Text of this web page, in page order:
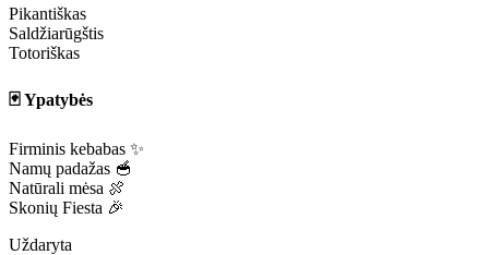
Pikantiškas
Saldžiarūgštis
Totoriškas
🃏 Ypatybės
Firminis kebabas ✨
Namų padažas 🥣
Natūrali mėsa 🍖
Skonių Fiesta 🎉
Uždaryta